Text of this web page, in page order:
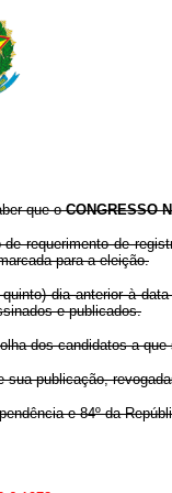
que oCONGRESSO
requerimento de
para a eleição.
dia anterior à
e publicados.
dos candidatos a
sua publicação,
e 84º da